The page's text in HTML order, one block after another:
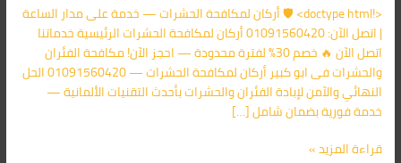
<!doctype html> 🛡️ أركان لمكافحة الحشرات — خدمة على مدار الساعة
| اتصل الآن: 01091560420 أركان لمكافحة الحشرات الرئيسية خدماتنا
اتصل الآن 🔥 خصم 30% لفترة محدودة — احجز الآن! مكافحة الفئران
والحشرات فى ابو كبير أركان لمكافحة الحشرات — 01091560420 الحل
النهائي والآمن لإبادة الفئران والحشرات بأحدث التقنيات الألمانية —
خدمة فورية بضمان شامل […]
قراءة المزيد »